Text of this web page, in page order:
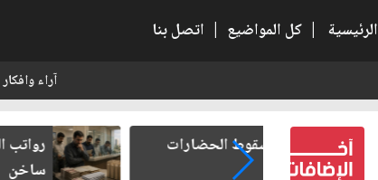
الرئيسية | كل المواضيع | اتصل بنا
آراء وافكار
الحضارات
رواتب الموظفين على صفيح